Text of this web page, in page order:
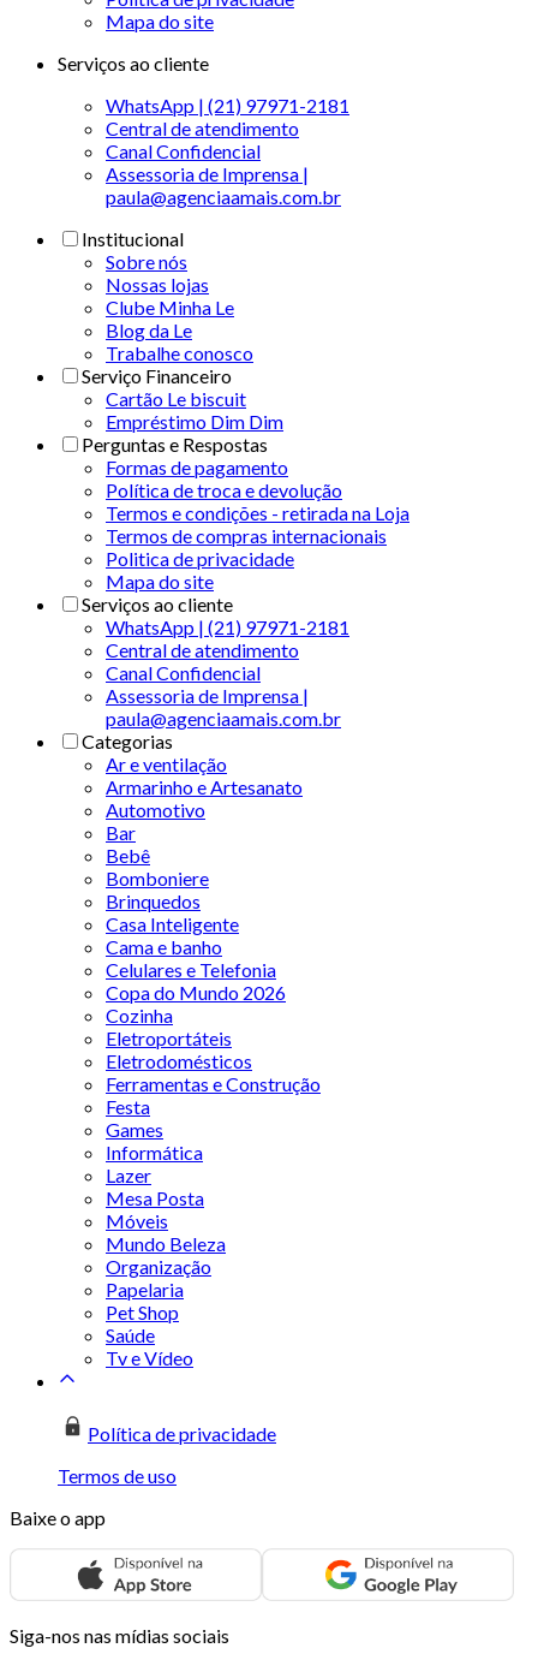
Mapa do site
Serviços ao cliente
WhatsApp | (21) 97971-2181
Central de atendimento
Canal Confidencial
Assessoria de Imprensa |
paula@agenciaamais.com.br
Institucional
Sobre nós
Nossas lojas
Clube Minha Le
Blog da Le
Trabalhe conosco
Serviço Financeiro
Cartão Le biscuit
Empréstimo Dim Dim
Perguntas e Respostas
Formas de pagamento
Política de troca e devolução
Termos e condições - retirada na Loja
Termos de compras internacionais
Politica de privacidade
Mapa do site
Serviços ao cliente
WhatsApp | (21) 97971-2181
Central de atendimento
Canal Confidencial
Assessoria de Imprensa |
paula@agenciaamais.com.br
Categorias
Ar e ventilação
Armarinho e Artesanato
Automotivo
Bar
Bebê
Bomboniere
Brinquedos
Casa Inteligente
Cama e banho
Celulares e Telefonia
Copa do Mundo 2026
Cozinha
Eletroportáteis
Eletrodomésticos
Ferramentas e Construção
Festa
Games
Informática
Lazer
Mesa Posta
Móveis
Mundo Beleza
Organização
Papelaria
Pet Shop
Saúde
Tv e Vídeo
Política de privacidade
Termos de uso
Baixe o app
Siga-nos nas mídias sociais